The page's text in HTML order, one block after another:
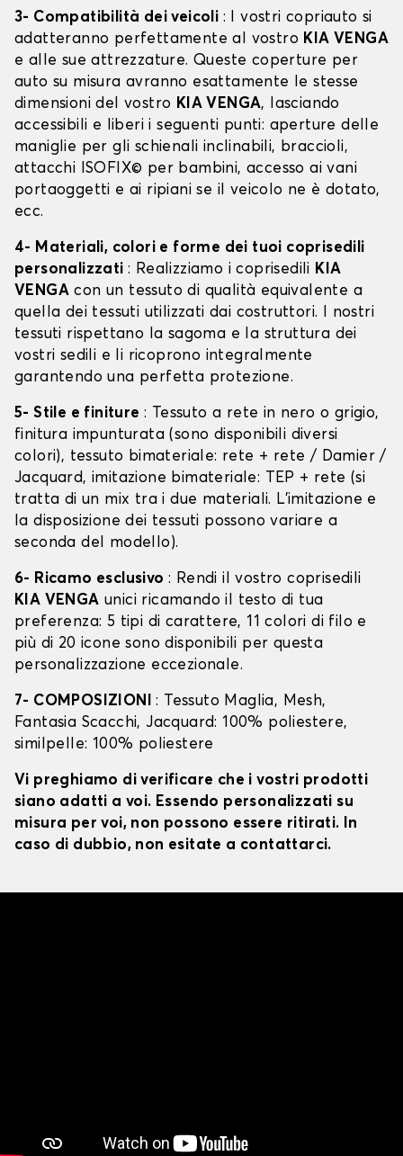
3- Compatibilità dei veicoli : I vostri copriauto si
adatteranno perfettamente al vostro KIA VENGA
e alle sue attrezzature. Queste coperture per
auto su misura avranno esattamente le stesse
dimensioni del vostro KIA VENGA, lasciando
accessibili e liberi i seguenti punti: aperture delle
maniglie per gli schienali inclinabili, braccioli,
attacchi ISOFIX© per bambini, accesso ai vani
portaoggetti e ai ripiani se il veicolo ne è dotato,
ecc.
4- Materiali, colori e forme dei tuoi coprisedili
personalizzati: Realizziamo i coprisedili KIA
VENGA con un tessuto di qualità equivalente a
quella dei tessuti utilizzati dai costruttori. I nostri
tessuti rispettano la sagoma e la struttura dei
vostri sedili e li ricoprono integralmente
garantendo una perfetta protezione.
5- Stile e finiture : Tessuto a rete in nero o grigio,
finitura impunturata (sono disponibili diversi
colori), tessuto bimateriale: rete + rete / Damier /
Jacquard, imitazione bimateriale: TEP + rete (si
tratta di un mix tra i due materiali. L'imitazione e
la disposizione dei tessuti possono variare a
seconda del modello).
6- Ricamo esclusivo : Rendi il vostro coprisedili
KIA VENGA unici ricamando il testo di tua
preferenza: 5 tipi di carattere, 11 colori di filo e
più di 20 icone sono disponibili per questa
personalizzazione eccezionale.
7- COMPOSIZIONI: Tessuto Maglia, Mesh,
Fantasia Scacchi, Jacquard: 100% poliestere,
similpelle: 100% poliestere
Vi preghiamo di verificare che i vostri prodotti
siano adatti a voi. Essendo personalizzati su
misura per voi, non possono essere ritirati. In
caso di dubbio, non esitate a contattarci.